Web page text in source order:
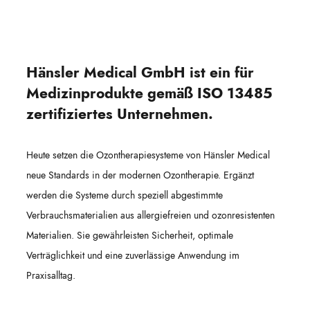
Hänsler Medical GmbH ist ein für
Medizinprodukte gemäß ISO 13485
zertifiziertes Unternehmen.
Heute setzen die Ozontherapiesysteme von Hänsler Medical
neue Standards in der modernen Ozontherapie. Ergänzt
werden die Systeme durch speziell abgestimmte
Verbrauchsmaterialien aus allergiefreien und ozonresistenten
Materialien. Sie gewährleisten Sicherheit, optimale
Verträglichkeit und eine zuverlässige Anwendung im
Praxisalltag.